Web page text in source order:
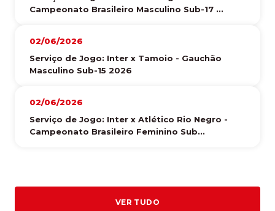
Campeonato Brasileiro Masculino Sub-17 ...
02/06/2026
Serviço de Jogo: Inter x Tamoio - Gauchão
Masculino Sub-15 2026
02/06/2026
Serviço de Jogo: Inter x Atlético Rio Negro -
Campeonato Brasileiro Feminino Sub...
VER TUDO